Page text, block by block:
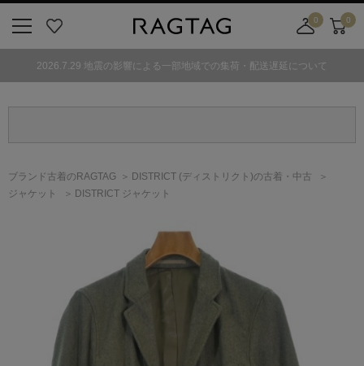
気
0
舗
カ
ト
0
2026.7.29 地震の影響による一部地域での集荷・配送遅延について
ブランド古着のRAGTAG DISTRICT (ディストリクト)の古着・中古
ジャケット
DISTRICT ジャケット